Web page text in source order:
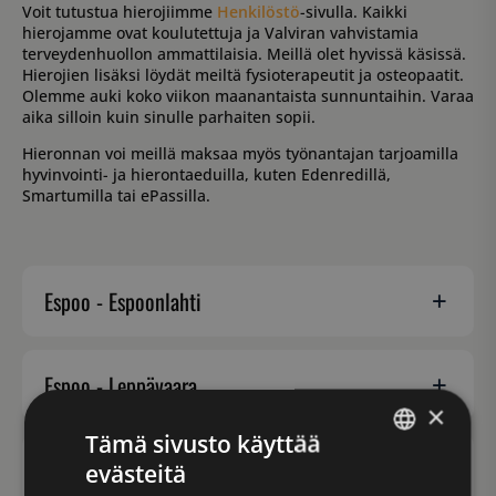
Voit tutustua hierojiimme Henkilöstö-sivulla. Kaikki
hierojamme ovat koulutettuja ja Valviran vahvistamia
terveydenhuollon ammattilaisia. Meillä olet hyvissä käsissä.
Hierojien lisäksi löydät meiltä fysioterapeutit ja osteopaatit.
Olemme auki koko viikon maanantaista sunnuntaihin. Varaa
aika silloin kuin sinulle parhaiten sopii.
Hieronnan voi meillä maksaa myös työnantajan tarjoamilla
hyvinvointi- ja hierontaeduilla, kuten Edenredillä,
Smartumilla tai ePassilla.
Espoo - Espoonlahti
Espoo - Leppävaara
Espoo - Niittykumpu
×
Tämä sivusto käyttää
evästeitä